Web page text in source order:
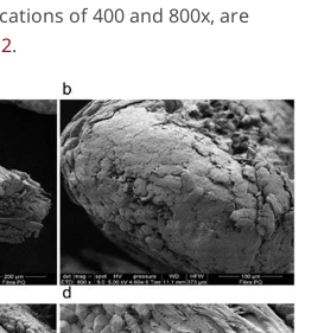
of 400 and 800x, are
.